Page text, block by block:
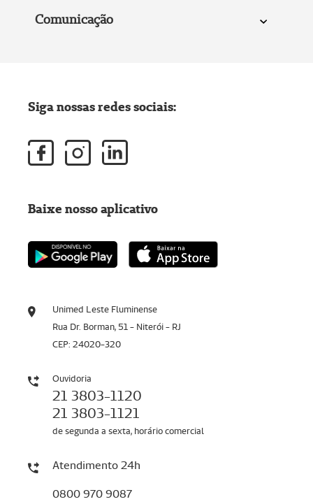
Comunicação
Unimed Leste Fluminense
Rua Dr. Borman, 51 - Niterói - RJ
CEP: 24020-320
Ouvidoria
21 3803-1120
21 3803-1121
de segunda a sexta, horário comercial
Atendimento 24h
0800 970 9087
Siga nossas redes sociais:
Baixe nosso aplicativo